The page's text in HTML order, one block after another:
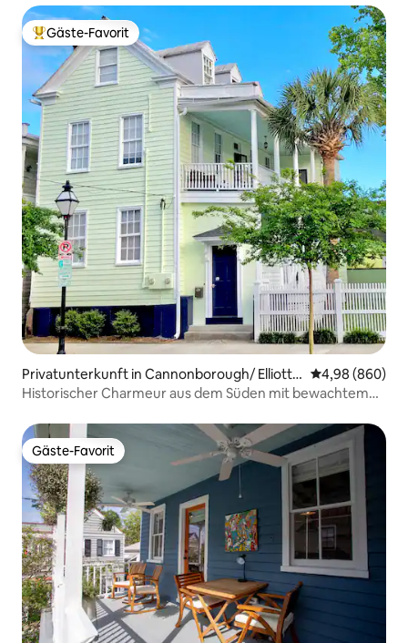
Beliebter Gäste-Favorit.
Gäste-Favorit
Privatunterkunft in Cannonborough/ Elliottb
orough
4,98 (860)
Historischer Charmeur aus dem Süden mit bewachtem
Gäste-Favorit
Gäste-Favorit